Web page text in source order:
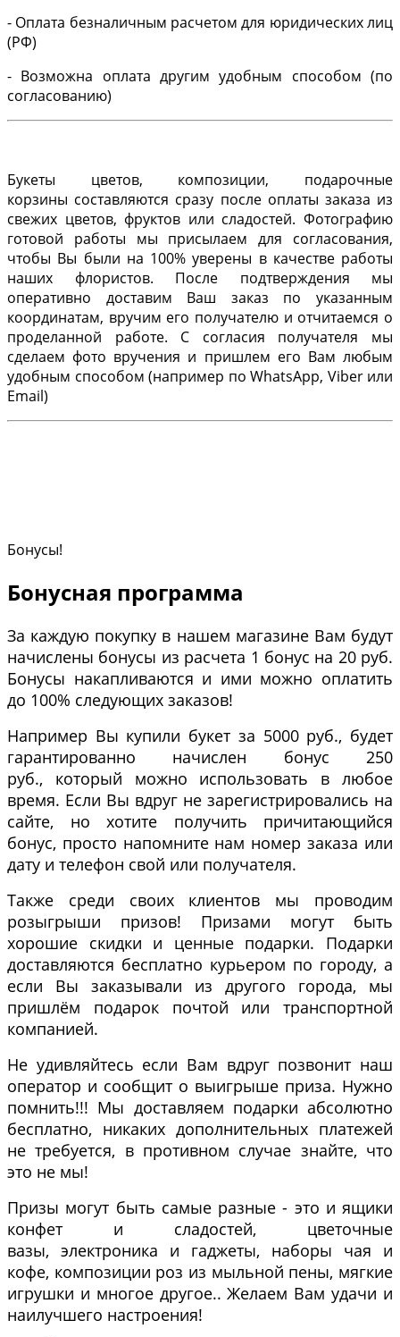
- Оплата безналичным расчетом для юридических лиц
(РФ)
- Возможна оплата другим удобным способом (по
согласованию)
Букеты цветов, композиции, подарочные
корзины составляются сразу после оплаты заказа из
свежих цветов, фруктов или сладостей. Фотографию
готовой работы мы присылаем для согласования,
чтобы Вы были на 100% уверены в качестве работы
наших флористов. После подтверждения мы
оперативно доставим Ваш заказ по указанным
координатам, вручим его получателю и отчитаемся о
проделанной работе. С согласия получателя мы
сделаем фото вручения и пришлем его Вам любым
удобным способом (например по WhatsApp, Viber или
Email)
Бонусы!
Бонусная программа
За каждую покупку в нашем магазине Вам будут
начислены бонусы из расчета 1 бонус на 20 руб.
Бонусы накапливаются и ими можно оплатить
до 100% следующих заказов!
Например Вы купили букет за 5000 руб., будет
гарантированно начислен бонус 250
руб., который можно использовать в любое
время. Если Вы вдруг не зарегистрировались на
сайте, но хотите получить причитающийся
бонус, просто напомните нам номер заказа или
дату и телефон свой или получателя.
Также среди своих клиентов мы проводим
розыгрыши призов! Призами могут быть
хорошие скидки и ценные подарки. Подарки
доставляются бесплатно курьером по городу, а
если Вы заказывали из другого города, мы
пришлём подарок почтой или транспортной
компанией.
Не удивляйтесь если Вам вдруг позвонит наш
оператор и сообщит о выигрыше приза. Нужно
помнить!!! Мы доставляем подарки абсолютно
бесплатно, никаких дополнительных платежей
не требуется, в противном случае знайте, что
это не мы!
Призы могут быть самые разные - это и ящики
конфет и сладостей, цветочные
вазы, электроника и гаджеты, наборы чая и
кофе, композиции роз из мыльной пены, мягкие
игрушки и многое другое.. Желаем Вам удачи и
наилучшего настроения!